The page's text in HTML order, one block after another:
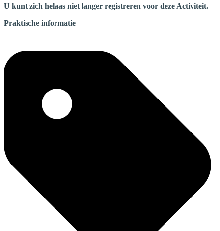
U kunt zich helaas niet langer registreren voor deze Activiteit.
Praktische informatie